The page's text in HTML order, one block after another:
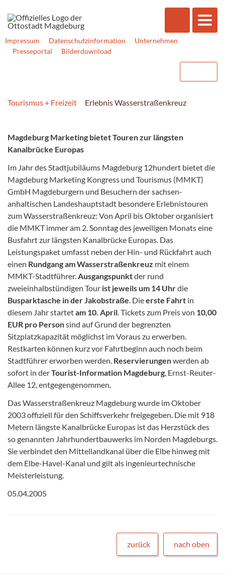
Impressum Datenschutzinformation
Unternehmen
Presseportal
Bilderdownload
Tourismus + Freizeit Erlebnis Wasserstraßenkreuz
Magdeburg Marketing bietet Touren zur längsten
Kanalbrücke Europas
Im Jahr des Stadtjubiläums Magdeburg 12hundert bietet die
Magdeburg Marketing Kongress und Tourismus (MMKT)
GmbH Magdeburgern und Besuchern der sachsen-
anhaltischen Landeshauptstadt besondere Erlebnistouren
zum Wasserstraßenkreuz: Von April bis Oktober organisiert
die MMKT immer am 2. Sonntag des jeweiligen Monatseine
Busfahrt zur längsten Kanalbrücke Europas. Das
Leistungspaket umfasst neben der Hin- und Rückfahrt auch
einen Rundgang am Wasserstraßenkreuz mit einem
MMKT-Stadtführer. Ausgangspunktder rund
zweieinhalbstündigen Tour ist jeweils um 14 Uhrdie
Busparktasche in der Jakobstraße . Dieerste Fahrt in
diesem Jahr startetam 10. April . Tickets zum Preis von 10,00
EUR pro Personsind auf Grund der begrenzten
Sitzplatzkapazität möglichst im Voraus zu erwerben.
Restkarten können kurz vor Fahrtbeginn auch noch beim
Stadtführer erworben werden. Reservierungenwerden ab
sofort in derTourist-Information Magdeburg , Ernst-Reuter-
Allee 12, entgegengenommen.
Das Wasserstraßenkreuz Magdeburg wurde im Oktober
2003 offiziell für den Schiffsverkehr freigegeben. Die mit 918
Metern längste Kanalbrücke Europas ist das Herzstück des
so genannten Jahrhundertbauwerks im Norden Magdeburgs.
Sie verbindet den Mittellandkanal über die Elbe hinweg mit
dem Elbe-Havel-Kanal und gilt als ingenieurtechnische
Meisterleistung.
05.04.2005
zurück nach oben